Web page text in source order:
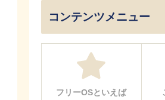
コンテンツメニュー
フリーOSといえば